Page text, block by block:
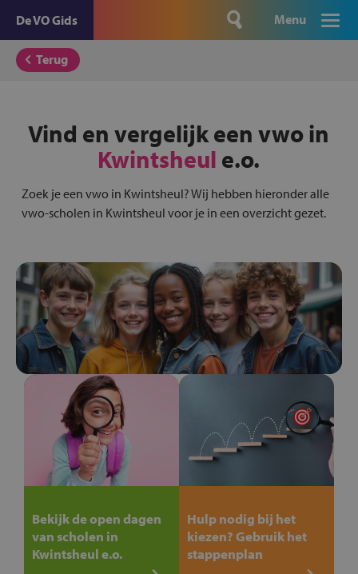
De VO Gids Menu
Terug
Vind en vergelijk een vwo in
Kwintsheul e.o.
Zoek je een vwo in Kwintsheul? Wij hebben hieronder alle
vwo-scholen in Kwintsheul voor je in een overzicht gezet.
Bekijk de open dagen
van scholen in
Kwintsheul e.o.
Hulp nodig bij het
kiezen? Gebruik het
stappenplan